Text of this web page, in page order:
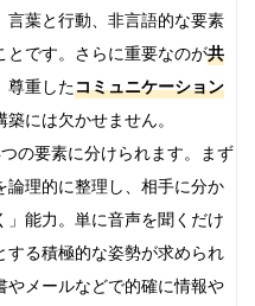
言葉と行動、非言語的な要素
とです。さらに重要なのが共
尊重したコミュニケーション
には欠かせません。
の要素に分けられます。まず
論理的に整理し、相手に分か
」能力。単に音声を聞くだけ
する積極的な姿勢が求められ
やメールなどで的確に情報や